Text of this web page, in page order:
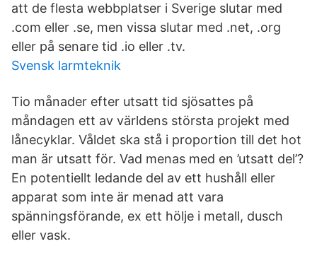
att de flesta webbplatser i Sverige slutar med
.com eller .se, men vissa slutar med .net, .org
eller på senare tid .io eller .tv.
Svensk larmteknik
Tio månader efter utsatt tid sjösattes på
måndagen ett av världens största projekt med
lånecyklar. Våldet ska stå i proportion till det hot
man är utsatt för. Vad menas med en ’utsatt del’?
En potentiellt ledande del av ett hushåll eller
apparat som inte är menad att vara
spänningsförande, ex ett hölje i metall, dusch
eller vask.